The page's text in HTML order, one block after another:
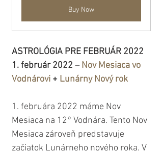
Buy Now
ASTROLÓGIA PRE FEBRUÁR 2022
1. február 2022 – Nov Mesiaca vo
Vodnárovi + Lunárny Nový rok
1. februára 2022 máme Nov
Mesiaca na 12° Vodnára. Tento Nov
Mesiaca zároveň predstavuje
začiatok Lunárneho nového roka. V